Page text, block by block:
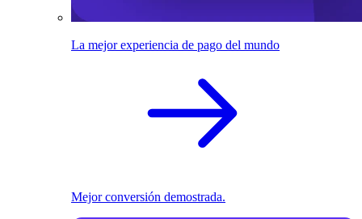
La mejor experiencia de pago del mundo
Mejor conversión demostrada.